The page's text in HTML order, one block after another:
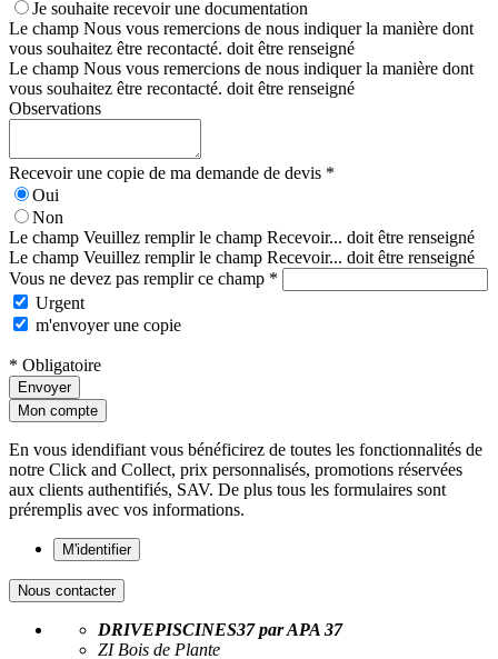
Je souhaite recevoir une documentation
Le champ Nous vous remercions de nous indiquer la manière dont
vous souhaitez être recontacté. doit être renseigné
Le champ Nous vous remercions de nous indiquer la manière dont
vous souhaitez être recontacté. doit être renseigné
Observations
Recevoir une copie de ma demande de devis *
Oui
Non
Le champ Veuillez remplir le champ Recevoir... doit être renseigné
Le champ Veuillez remplir le champ Recevoir... doit être renseigné
Vous ne devez pas remplir ce champ *
Urgent
m'envoyer une copie
* Obligatoire
Envoyer
Mon compte
En vous idendifiant vous bénéficirez de toutes les fonctionnalités de
notre Click and Collect, prix personnalisés, promotions réservées
aux clients authentifiés, SAV. De plus tous les formulaires sont
préremplis avec vos informations.
M'identifier
Nous contacter
DRIVEPISCINES37 par APA 37
ZI Bois de Plante